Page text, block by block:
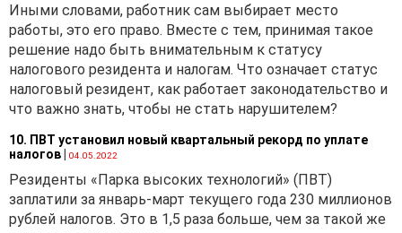
Иными словами, работник сам выбирает место
работы, это его право. Вместе с тем, принимая такое
решение надо быть внимательным к статусу
налогового резидента и налогам. Что означает статус
налоговый резидент, как работает законодательство и
что важно знать, чтобы не стать нарушителем?
10. ПВТ установил новый квартальный рекорд по уплате
налогов
04.05.2022
Резиденты «Парка высоких технологий» (ПВТ)
заплатили за январь-март текущего года 230 миллионов
рублей налогов. Это в 1,5 раза больше, чем за такой же